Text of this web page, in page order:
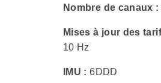
Nombre de canaux :
Mises à jour des
10 Hz
IMU : 6DDD